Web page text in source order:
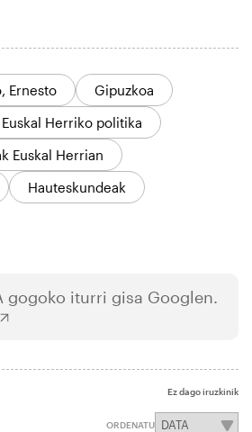
Ernesto
Gipuzkoa
Euskal Herriko politika
Euskal Herrian
Hauteskundeak
gogoko iturri gisa Googlen.
Ez dago iruzkinik
ORDENATU